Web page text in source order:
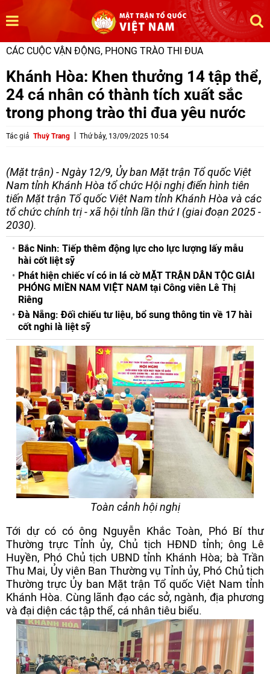
CÁC CUỘC VẬN ĐỘNG, PHONG TRÀO THI ĐUA
Khánh Hòa: Khen thưởng 14 tập thể,
24 cá nhân có thành tích xuất sắc
trong phong trào thi đua yêu nước
Tác giả Thuỳ Trang Thứ bảy, 13/09/2025 10:54
(Mặt trận) - Ngày 12/9, Ủy ban Mặt trận Tổ quốc Việt
Nam tỉnh Khánh Hòa tổ chức Hội nghị điển hình tiên
tiến Mặt trận Tổ quốc Việt Nam tỉnh Khánh Hòa và các
tổ chức chính trị - xã hội tỉnh lần thứ I (giai đoạn 2025 -
2030).
Bắc Ninh: Tiếp thêm động lực cho lực lượng lấy mẫu
hài cốt liệt sỹ
Phát hiện chiếc ví có in lá cờ MẶT TRẬN DÂN TỘC GIẢI
PHÓNG MIỀN NAM VIỆT NAM tại Công viên Lê Thị
Riêng
Đà Nẵng: Đối chiếu tư liệu, bổ sung thông tin về 17 hài
cốt nghi là liệt sỹ
Toàn cảnh hội nghị
Tới dự có có ông Nguyễn Khắc Toàn, Phó Bí thư
Thường trực Tỉnh ủy, Chủ tịch HĐND tỉnh; ông Lê
Huyền, Phó Chủ tịch UBND tỉnh Khánh Hòa; bà Trần
Thu Mai, Ủy viên Ban Thường vụ Tỉnh ủy, Phó Chủ tịch
Thường trực Ủy ban Mặt trận Tổ quốc Việt Nam tỉnh
Khánh Hòa. Cùng lãnh đạo các sở, ngành, địa phương
và đại diện các tập thể, cá nhân tiêu biểu.